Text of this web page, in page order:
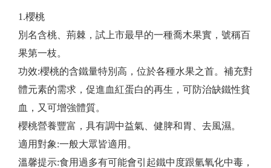
1.櫻桃
別名含桃、荊棘，試上市最早的一種喬木果實，號稱百
果第一枝。
功效:櫻桃的含鐵量特別高，位於各種水果之首。補充對
體元素的需求，促進血紅蛋白的再生，可防治缺鐵性貧
血，又可增強體質。
櫻桃營養豐富，具有調中益氣、健脾和胃、去風濕。
適用對象:一般大眾皆適用。
溫馨提示:食用過多有可能會引起鐵中度跟氫氧化中毒，